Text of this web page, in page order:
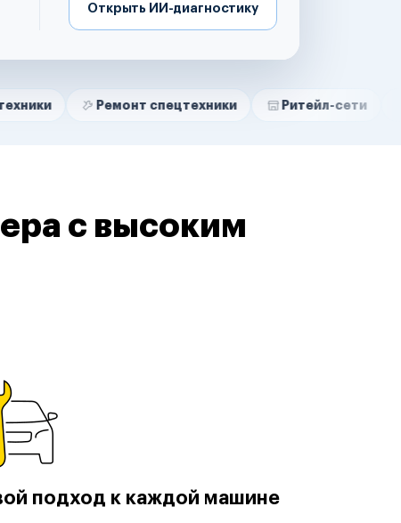
Открыть ИИ-диагностику
Ремонт спецтехники Ритейл-сети
с высоким
подход к каждой машине